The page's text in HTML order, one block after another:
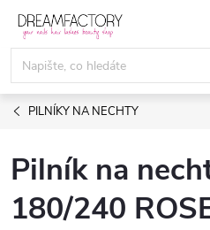
Přejít
obsah
PILNÍKY NA NECHTY
Pilník na
180/240